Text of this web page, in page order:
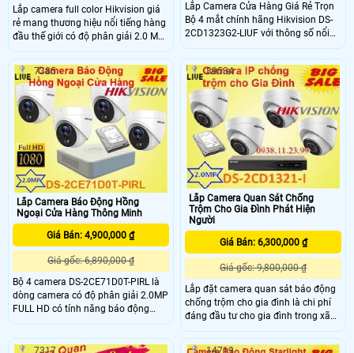
Lắp camera full color Hikvision giá
rẻ mang thương hiệu nổi tiếng hàng
đầu thế giới có độ phân giải 2.0 MP
giám sát ban đêm có màu sắc nét
nhờ hỗ trợ đèn trợ sáng 20m, Hỗ trợ
đèn sáng khi báo động, có khả năng
chống nước và bụi bẩn
Lắp Camera Cửa Hàng Giá Rẻ Trọn
Bộ 4 mắt chính hãng Hikvision DS-
2CD1323G2-LIUF với thông số nổi
bật và các chức năng thông minh,
trang bị khả năng phát hiện chính
xác người và phương tiện, với chất
lượng hình ảnh sắc nét Full HD cả
ngày lẫn đêm và ghi lại hình ảnh có
âm thanh thì bộ camera cửa hàng
giá rẻ sẽ là sự lựa chọn vô cùng hợp
lý và tiết kiệm chi phí dành cho cửa
hàng của bạn.
Lắp Camera Báo Động Hồng
Ngoại Cửa Hàng Thông Minh
Giá Bán: 4,900,000 ₫
Giá gốc: 6,890,000 ₫
Bộ 4 camera DS-2CE71D0T-PIRL là
dòng camera có độ phân giải 2.0MP
FULL HD có tính năng báo động
hồng ngoại siêu nét chất lượng cao ,
HIKVISION vừa ra mắt giúp khách
7385
Lắp Camera Quan Sát Chống
Trộm Cho Gia Đình Phát Hiện
Người
Giá Bán: 6,300,000 ₫
Giá gốc: 9,800,000 ₫
Lắp đặt camera quan sát báo động
chống trộm cho gia đình là chi phí
đáng đầu tư cho gia đình trong xã
hội ngày nay. lắp đặt camera chống
trộm giá rẻ chọn loại Camera IP
89534
7317 14719